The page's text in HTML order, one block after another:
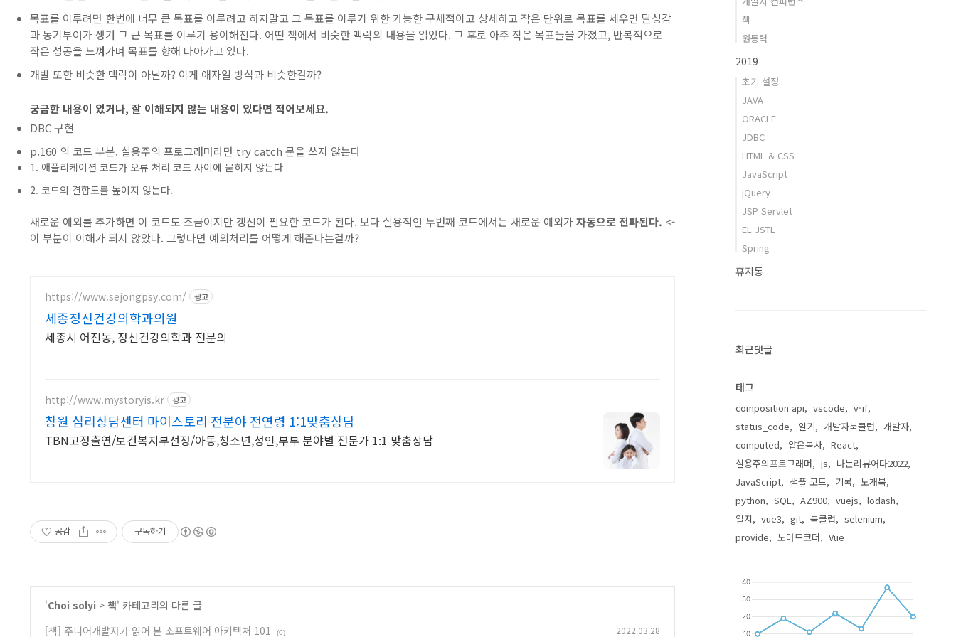
목표를 이루려면 한번에 너무 큰 목표를 이루려고 하지말고 그 목표를 이루기 위한 가능한 구체적이고 상세하고 작은 단위로 목표를 세우면 달성감
과 동기부여가 생겨 그 큰 목표를 이루기 용이해진다. 어떤 책에서 비슷한 맥락의 내용을 읽었다. 그 후로 아주 작은 목표들을 가졌고, 반복적으로
작은 성공을 느껴가며 목표를 향해 나아가고 있다.
개발 또한 비슷한 맥락이 아닐까? 이게 애자일 방식과 비슷한걸까?
궁금한 내용이 있거나, 잘 이해되지 않는 내용이 있다면 적어보세요.
DBC 구현
p.160 의 코드 부분. 실용주의 프로그래머라면 try catch 문을 쓰지 않는다
1. 애플리케이션 코드가 오류 처리 코드 사이에 묻히지 않는다
2. 코드의 결합도를 높이지 않는다.
새로운 예외를 추가하면 이 코드도 조금이지만 갱신이 필요한 코드가 된다. 보다 실용적인 두번째 코드에서는 새로운 예외가자동으로 전파된다. <-
이 부분이 이해가 되지 않았다. 그렇다면 예외처리를 어떻게 해준다는걸까?
https://www.sejongpsy.com/ 광고
세종정신건강의학과의원
세종시 어진동, 정신건강의학과 전문의
http://www.mystoryis.kr 광고
창원 심리상담센터 마이스토리 전분야 전연령 1:1맞춤상담
TBN고정출연/보건복지부선정/아동,청소년,성인,부부 분야별 전문가 1:1 맞춤상담
공감 구독하기
'Choi solyi > 책' 카테고리의 다른 글
[책] 주니어개발자가 읽어 본 소프트웨어 아키텍처 101
(0) 2022.03.28
책
원동력
2019
초기 설정
JAVA
ORACLE
JDBC
HTML & CSS
JavaScript
jQuery
JSP Servlet
EL JSTL
Spring
휴지통
최근댓글
태그
composition api vscode
v-if
status_code
일기 개발자북클럽
개발자
computed
얕은복사
React
실용주의프로그래머
js
나는리뷰어다2022
JavaScript
샘플 코드 기록
노개북
python
SQL AZ900 vuejs
lodash
일지
vue3 git 북클럽
selenium
provide
노마드코더 Vue